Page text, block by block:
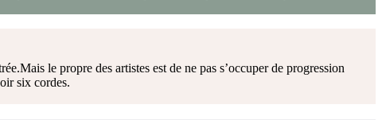
le propre des artistes est de ne pas s’occuper de progression
six cordes.